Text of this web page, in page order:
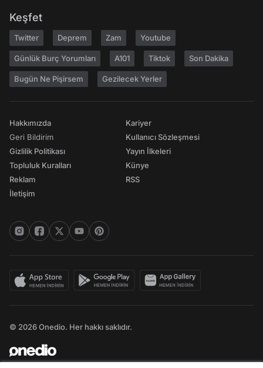
Keşfet
Twitter Deprem Zam Youtube
Günlük Burç Yorumları A101 Tiktok Son Dakika
Bugün Ne Pişirsem Gezilecek Yerler
Hakkımızda
Geri Bildirim
Gizlilik Politikası
Topluluk Kuralları
Reklam
İletişim
Kariyer
Kullanıcı Sözleşmesi
Yayın İlkeleri
Künye
RSS
© 2026 Onedio. Her hakkı saklıdır.